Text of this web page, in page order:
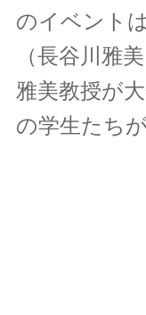
のイベント
（長谷川雅
雅美教授が
の学生たち